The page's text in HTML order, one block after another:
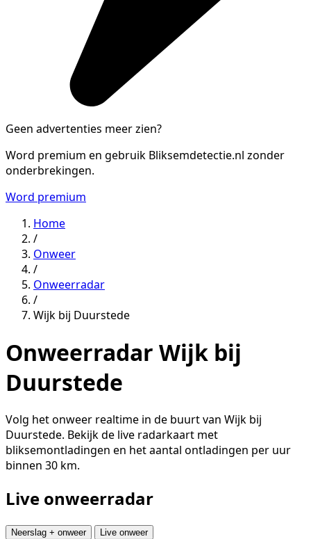
Geen advertenties meer zien?
Word premium en gebruik Bliksemdetectie.nl zonder
onderbrekingen.
Word premium
Home
/
Onweer
/
Onweerradar
/
Wijk bij Duurstede
Onweerradar Wijk bij
Duurstede
Volg het onweer realtime in de buurt van Wijk bij
Duurstede. Bekijk de live radarkaart met
bliksemontladingen en het aantal ontladingen per uur
binnen 30 km.
Live onweerradar
Neerslag + onweer Live onweer